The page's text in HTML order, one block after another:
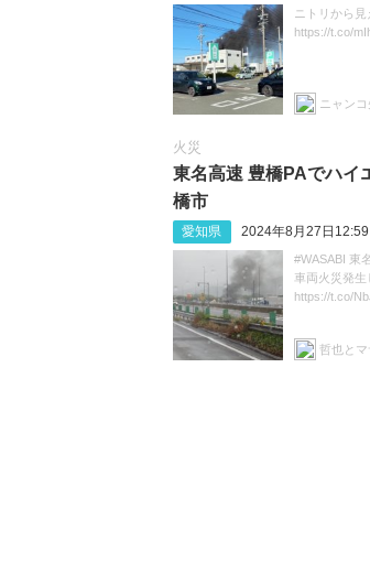
ニトリから
https://t.co/
ニャン
火災
東名高速 豊橋PAでハイ
橋市
愛知県 2024年8月27日12:59
#WASABI 東
車両火災発
https://t.co/
哲也とマ